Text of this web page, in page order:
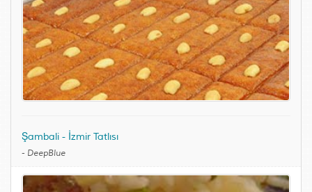
Şambali - İzmir Tatlısı
- DeepBlue